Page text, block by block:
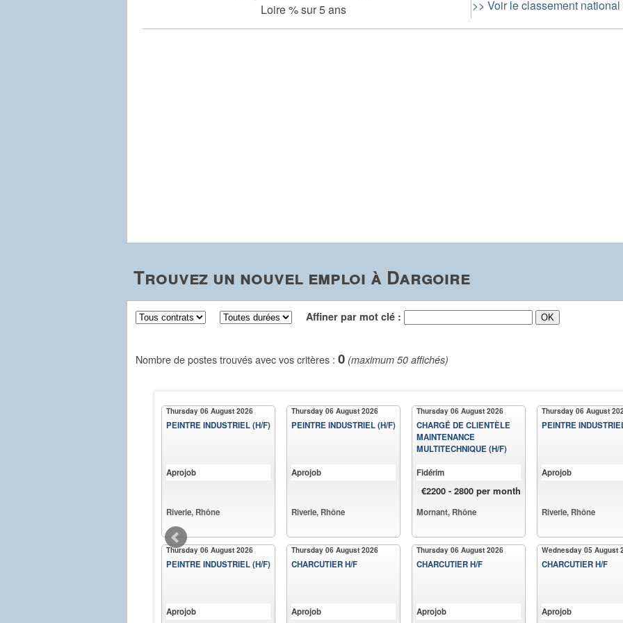
Loire % sur 5 ans
>> Voir le classement national
Trouvez un nouvel emploi à Dargoire
Affiner par mot clé :
Nombre de postes trouvés avec vos critères : 0 (maximum 50 affichés)
Thursday 06 August 2026
PEINTRE INDUSTRIEL (H/F)
Aprojob
Riverie, Rhône
Thursday 06 August 2026
PEINTRE INDUSTRIEL (H/F)
Aprojob
Thursday 06 August 2026
PEINTRE INDUSTRIEL (H/F)
Aprojob
Riverie, Rhône
Thursday 06 August 2026
CHARCUTIER H/F
Aprojob
Thursday 06 August 2026
CHARGÉ DE CLIENTÈLE
MAINTENANCE
MULTITECHNIQUE (H/F)
Fidérim
€2200 - 2800 per month
Mornant, Rhône
Thursday 06 August 2026
CHARCUTIER H/F
Aprojob
Thursday 06 August
PEINTRE
Aprojob
Riverie, Rhône
Wednesday 05 August
CHARCUTIER H/F
Aprojob